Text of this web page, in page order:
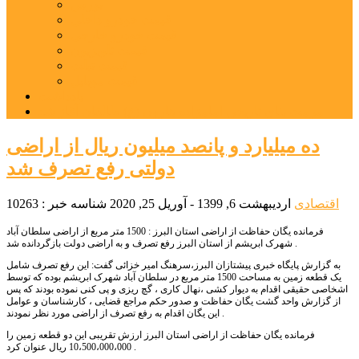
ده میلیارد و پانصد میلیون ریال از اراضی
دولتی رفع تصرف شد
اقتصادی اردیبهشت 6, 1399 - آوریل 25, 2020 شناسه خبر : 10263
فرمانده یگان حفاظت از اراضی استان البرز : 1500 متر مربع از اراضی سلطان آباد
شهرک ابریشم از استان البرز رفع تصرف و به اراضی دولت بازگردانده شد .
به گزارش پایگاه خبری پیشتازان البرز،سرهنگ امیر خزائی گفت: این رفع تصرف شامل
یک قطعه زمین به مساحت 1500 متر مربع در سلطان آباد شهرک ابریشم بوده که توسط
اشخاصی حقیقی اقدام به دیوار کشی ،نهال کاری ، گچ ریزی و پی کنی نموده بودند که پس
از گزارش واحد گشت یگان حفاظت و صدور حکم مراجع قضایی ، کارشناسان و عوامل
این یگان اقدام به رفع تصرف از اراضی مورد نظر نمودند .
فرمانده یگان حفاظت از اراضی استان البرز ارزش تقریبی این دو قطعه زمین را
10،500،000،000 ریال عنوان کرد .